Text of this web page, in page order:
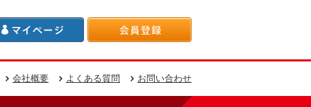
会社概要 よくある質問 お問い合わせ